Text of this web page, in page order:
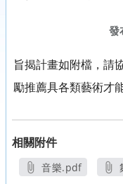
發
旨揭計畫如附檔，請
勵推薦具各類藝術才
相關附件
音樂.pdf